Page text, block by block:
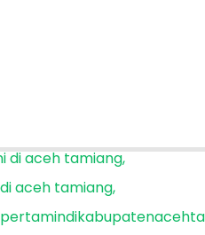
di aceh tamiang
aceh tamiang